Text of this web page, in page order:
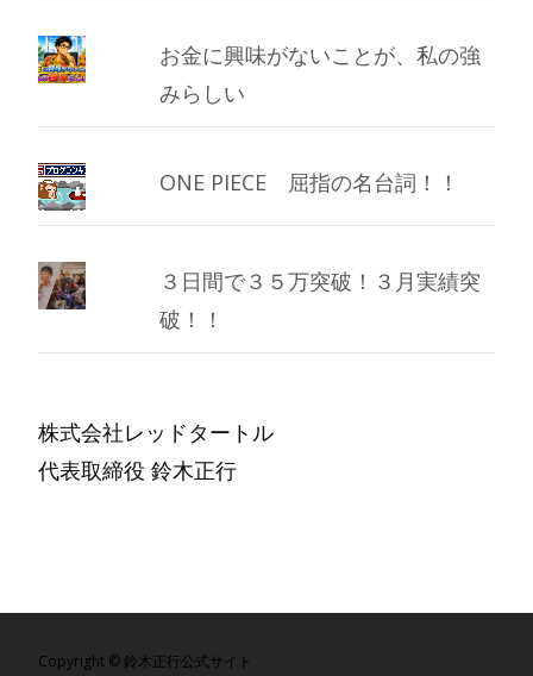
お金に興味がないことが、私の強
みらしい
ONE PIECE 屈指の名台詞！！
３日間で３５万突破！３月実績突
破！！
株式会社レッドタートル
代表取締役 鈴木正行
Copyright © 鈴木正行公式サイト